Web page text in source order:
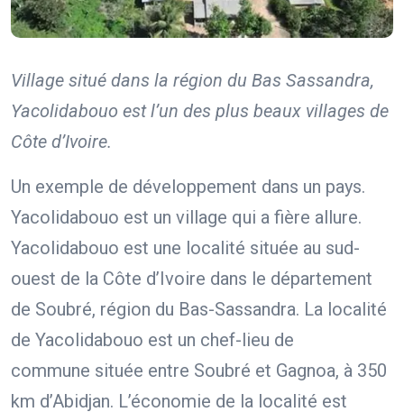
Village situé dans la région du Bas Sassandra,
Yacolidabouo est l’un des plus beaux villages de
Côte d’Ivoire.
Un exemple de développement dans un pays.
Yacolidabouo est un village qui a fière allure.
Yacolidabouo est une localité située au sud-
ouest de la Côte d’Ivoire dans le département
de Soubré, région du Bas-Sassandra. La localité
de Yacolidabouo est un chef-lieu de
commune située entre Soubré et Gagnoa, à 350
km d’Abidjan. L’économie de la localité est